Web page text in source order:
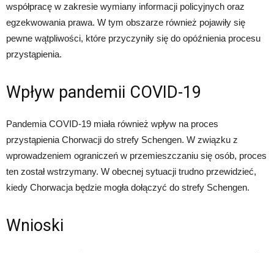
współpracę w zakresie wymiany informacji policyjnych oraz
egzekwowania prawa. W tym obszarze również pojawiły się
pewne wątpliwości, które przyczyniły się do opóźnienia procesu
przystąpienia.
Wpływ pandemii COVID-19
Pandemia COVID-19 miała również wpływ na proces
przystąpienia Chorwacji do strefy Schengen. W związku z
wprowadzeniem ograniczeń w przemieszczaniu się osób, proces
ten został wstrzymany. W obecnej sytuacji trudno przewidzieć,
kiedy Chorwacja będzie mogła dołączyć do strefy Schengen.
Wnioski